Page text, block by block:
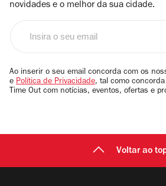
novidades e o melhor da sua cidade.
email
Ao inserir o seu email concorda com os
e Política de Privacidade, tal como
Time Out com notícias, eventos, ofertas e
Voltar ao